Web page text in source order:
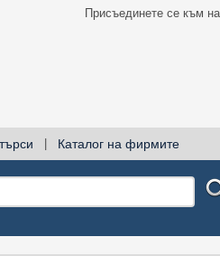
Присъединете се към
Каталог на фирмите